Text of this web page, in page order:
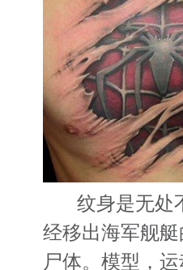
纹身是无处不
经移出海军舰
尸体。模型，